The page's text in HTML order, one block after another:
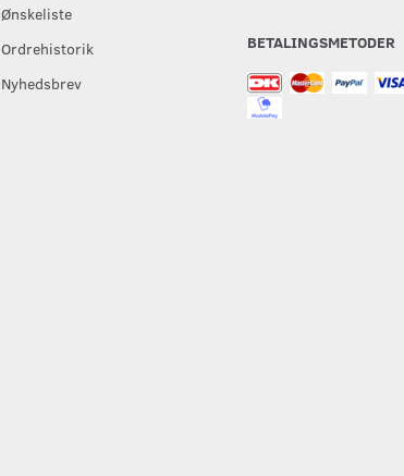
Ønskeliste
Ordrehistorik
Nyhedsbrev
BETALINGSMETODER